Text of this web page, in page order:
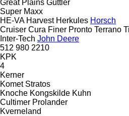
Great Plains Güttler
Super Maxx
HE-VA Harvest Herkules Horsch
Cruiser Cura Finer Pronto Terrano
Inter-Tech John Deere
512 980 2210
KPK
4
Kerner
Komet Stratos
Knoche Kongskilde Kuhn
Cultimer Prolander
Kverneland